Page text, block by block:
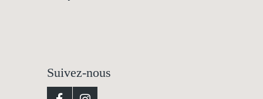
Suivez-nous